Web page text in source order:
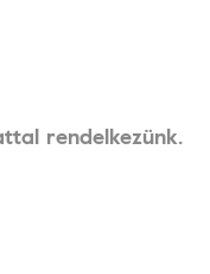
rendelkezünk.